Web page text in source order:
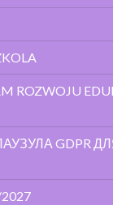
ROZWOJU
GDPR